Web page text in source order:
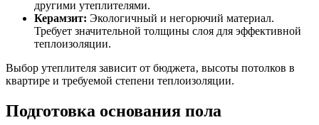
другими утеплителями.
Керамзит: Экологичный и негорючий материал.
Требует значительной толщины слоя для эффективной
теплоизоляции.
Выбор утеплителя зависит от бюджета‚ высоты потолков в
квартире и требуемой степени теплоизоляции.
Подготовка основания пола